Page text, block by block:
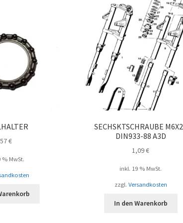
€
% MwSt.
SECHSKTSCHRAUBE
DIN933-88 A3D
1,09€
inkl. 19 % MwSt.
zzgl. Versandkosten
In den Warenkorb